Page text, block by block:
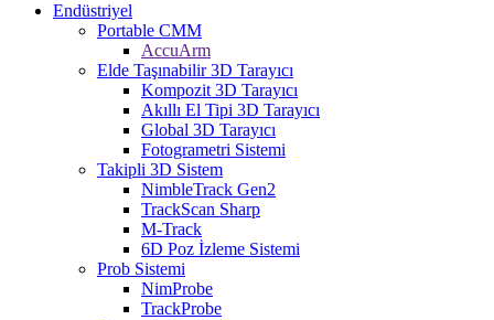
Endüstriyel
Portable CMM
AccuArm
Elde Taşınabilir 3D Tarayıcı
Kompozit 3D Tarayıcı
Akıllı El Tipi 3D Tarayıcı
Global 3D Tarayıcı
Fotogrametri Sistemi
Takipli 3D Sistem
NimbleTrack Gen2
TrackScan Sharp
M-Track
6D Poz İzleme Sistemi
Prob Sistemi
NimProbe
TrackProbe